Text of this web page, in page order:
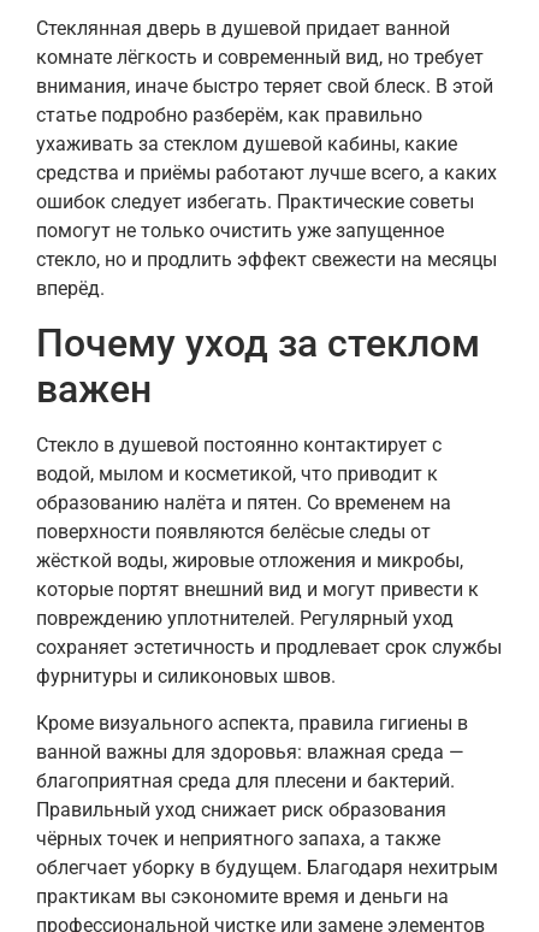
Стеклянная дверь в душевой придает ванной
комнате лёгкость и современный вид, но требует
внимания, иначе быстро теряет свой блеск. В этой
статье подробно разберём, как правильно
ухаживать за стеклом душевой кабины, какие
средства и приёмы работают лучше всего, а каких
ошибок следует избегать. Практические советы
помогут не только очистить уже запущенное
стекло, но и продлить эффект свежести на месяцы
вперёд.
Почему уход за стеклом
важен
Стекло в душевой постоянно контактирует с
водой, мылом и косметикой, что приводит к
образованию налёта и пятен. Со временем на
поверхности появляются белёсые следы от
жёсткой воды, жировые отложения и микробы,
которые портят внешний вид и могут привести к
повреждению уплотнителей. Регулярный уход
сохраняет эстетичность и продлевает срок службы
фурнитуры и силиконовых швов.
Кроме визуального аспекта, правила гигиены в
ванной важны для здоровья: влажная среда —
благоприятная среда для плесени и бактерий.
Правильный уход снижает риск образования
чёрных точек и неприятного запаха, а также
облегчает уборку в будущем. Благодаря нехитрым
практикам вы сэкономите время и деньги на
профессиональной чистке или замене элементов